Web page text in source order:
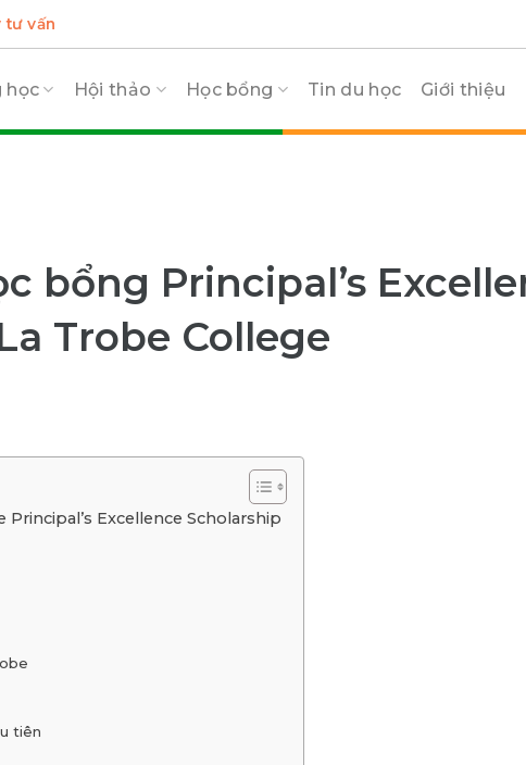
tư vấn
học Hội thảo Học bổng Tin du học Giới thiệu
bổng Principal’s
Trobe College
Excellence Scholarship
tiên